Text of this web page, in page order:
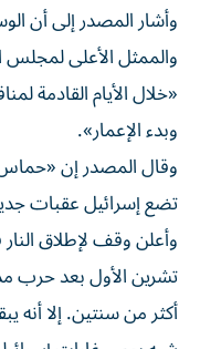
وأشار المصدر إلى أن
والممثل الأعلى
«خلال الأيام القادمة
وبدء الإعمار».
وقال المصدر إن «حماس
تضع إسرائيل عقبات
وأعلن وقف لإطلاق
تشرين الأول بعد حرب
أكثر من سنتين. إلا